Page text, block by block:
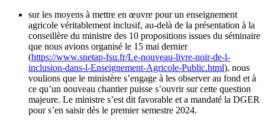
sur les moyens à mettre en œuvre pour un enseignement
agricole véritablement inclusif, au-delà de la présentation à la
conseillère du ministre des 10 propositions issues du séminaire
que nous avions organisé le 15 mai dernier
(https://www.snetap-fsu.fr/Le-nouveau-livre-noir-de-l-
inclusion-dans-l-Enseignement-Agricole-Public.html), nous
voulions que le ministère s’engage à les observer au fond et à
ce qu’un nouveau chantier puisse s’ouvrir sur cette question
majeure. Le ministre s’est dit favorable et a mandaté la DGER
pour s’en saisir dès le premier semestre 2024.